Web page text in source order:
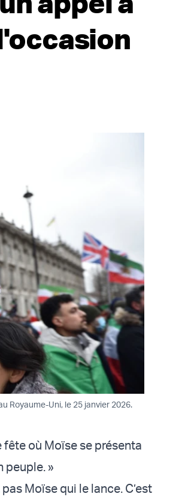
Royaume-Uni, le 25 janvier 2026.
fête où Moïse se présenta
peuple. »
Moïse qui le lance. C’est